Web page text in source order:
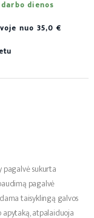
dienos
nuo 35,0 €
pagalvė sukurta
pagalvė
taisyklingą galvos
atpalaiduoja